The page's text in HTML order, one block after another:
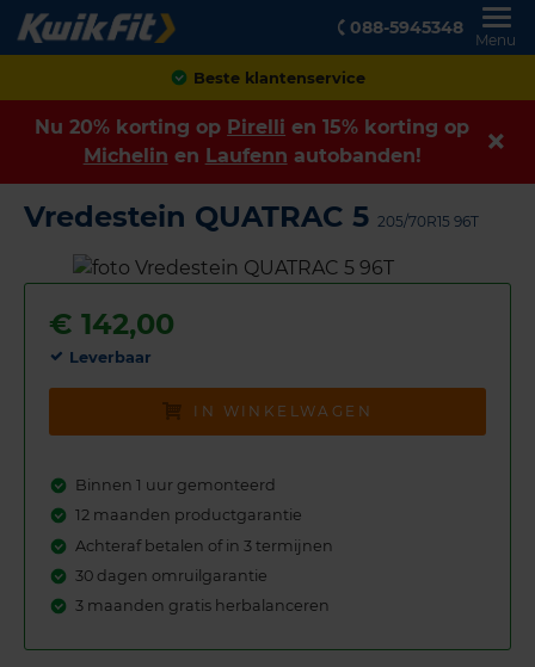
088-5945348
Menu
Achteraf betalen
Nu 20% korting op Pirelli en 15% korting op
Michelin en Laufenn autobanden!
Vredestein QUATRAC 5 205/70R15 96T
€ 142,00
Leverbaar
IN WINKELWAGEN
Binnen 1 uur gemonteerd
12 maanden productgarantie
Achteraf betalen of in 3 termijnen
30 dagen omruilgarantie
3 maanden gratis herbalanceren